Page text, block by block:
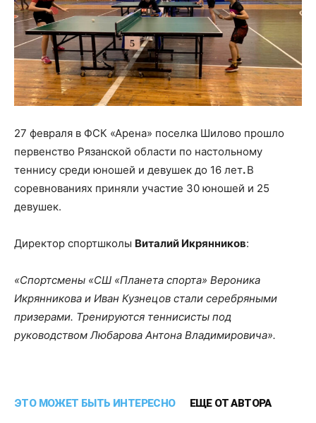
27 февраля в ФСК «Арена» поселка Шилово прошло
первенство Рязанской области по настольному
теннису среди юношей и девушек до 16 лет.В
соревнованиях приняли участие 30 юношей и 25
девушек.
Директор спортшколы Виталий Икрянников:
«Спортсмены «СШ «Планета спорта» Вероника
Икрянникова и Иван Кузнецов стали серебряными
призерами. Тренируются теннисисты под
руководством Любарова Антона Владимировича».
ЭТО МОЖЕТ БЫТЬ ИНТЕРЕСНО ЕЩЕ ОТ АВТОРА